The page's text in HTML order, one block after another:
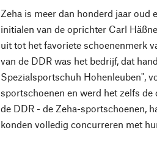
Zeha is meer dan honderd jaar oud
initialen van de oprichter Carl
uit tot het favoriete schoenenmerk
van de DDR was het bedrijf, dat
Spezialsportschuh Hohenleuben",
sportschoenen en werd het zelfs
de DDR - de Zeha-sportschoenen,
konden volledig concurreren met